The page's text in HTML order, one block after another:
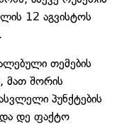
12 აგვისტოს
თემების
მათ შორის
პუნქტების
და დე ფაქტო